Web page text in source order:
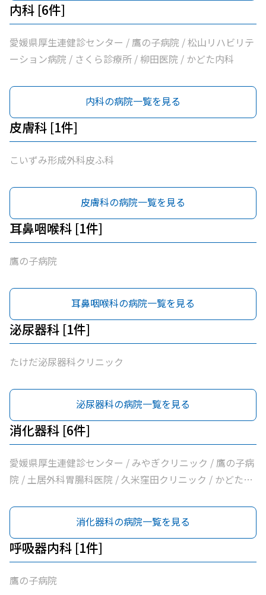
内科 [6件]
愛媛県厚生連健診センター / 鷹の子病院 / 松山リハビリテ
ーション病院 / さくら診療所 / 柳田医院 / かどた内科
内科の病院一覧を見る
皮膚科 [1件]
こいずみ形成外科皮ふ科
皮膚科の病院一覧を見る
耳鼻咽喉科 [1件]
鷹の子病院
耳鼻咽喉科の病院一覧を見る
泌尿器科 [1件]
たけだ泌尿器科クリニック
泌尿器科の病院一覧を見る
消化器科 [6件]
愛媛県厚生連健診センター / みやぎクリニック / 鷹の子病
院 / 土居外科胃腸科医院 / 久米窪田クリニック / かどた内
消化器科の病院一覧を見る
呼吸器内科 [1件]
鷹の子病院